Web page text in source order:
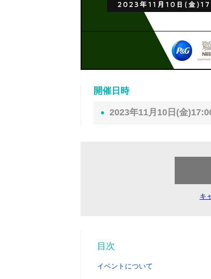
開催日時
2023年11月10日(金
キ
目次
イベントについて